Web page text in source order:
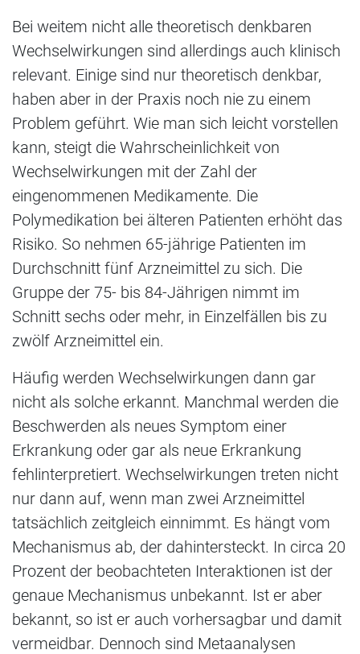
Bei weitem nicht alle theoretisch denkbaren
Wechselwirkungen sind allerdings auch klinisch
relevant. Einige sind nur theoretisch denkbar,
haben aber in der Praxis noch nie zu einem
Problem geführt. Wie man sich leicht vorstellen
kann, steigt die Wahrscheinlichkeit von
Wechselwirkungen mit der Zahl der
eingenommenen Medikamente. Die
Polymedikation bei älteren Patienten erhöht das
Risiko. So nehmen 65-jährige Patienten im
Durchschnitt fünf Arzneimittel zu sich. Die
Gruppe der 75- bis 84-Jährigen nimmt im
Schnitt sechs oder mehr, in Einzelfällen bis zu
zwölf Arzneimittel ein.
Häufig werden Wechselwirkungen dann gar
nicht als solche erkannt. Manchmal werden die
Beschwerden als neues Symptom einer
Erkrankung oder gar als neue Erkrankung
fehlinterpretiert. Wechselwirkungen treten nicht
nur dann auf, wenn man zwei Arzneimittel
tatsächlich zeitgleich einnimmt. Es hängt vom
Mechanismus ab, der dahintersteckt. In circa 20
Prozent der beobachteten Interaktionen ist der
genaue Mechanismus unbekannt. Ist er aber
bekannt, so ist er auch vorhersagbar und damit
vermeidbar. Dennoch sind Metaanalysen